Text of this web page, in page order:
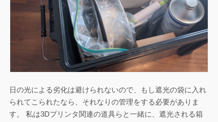
日の光による劣化は避けられないので、もし遮光の袋に入れ
られてこられたなら、それなりの管理をする必要がありま
す。 私は3Dプリンタ関連の道具らと一緒に、遮光される箱